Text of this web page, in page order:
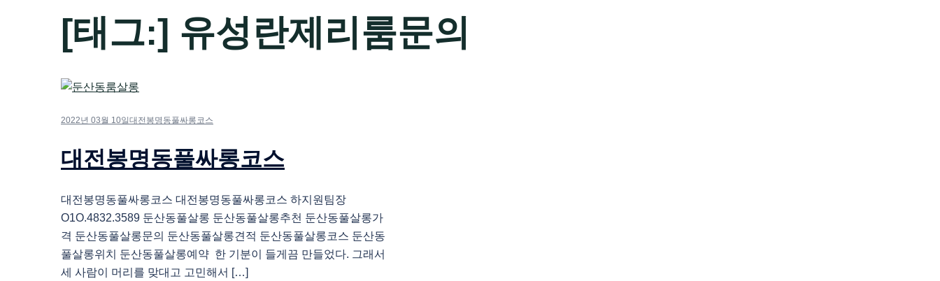
[태그:] 유성란제리룸문의
2022년 03월 10일대전봉명동풀싸롱코스
대전봉명동풀싸롱코스
대전봉명동풀싸롱코스 대전봉명동풀싸롱코스 하지원팀장
O1O.4832.3589 둔산동풀살롱 둔산동풀살롱추천 둔산동풀살롱가
격 둔산동풀살롱문의 둔산동풀살롱견적 둔산동풀살롱코스 둔산동
풀살롱위치 둔산동풀살롱예약 한 기분이 들게끔 만들었다. 그래서
세 사람이 머리를 맞대고 고민해서 […]